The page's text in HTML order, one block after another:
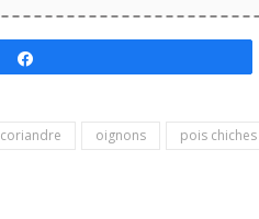
coriandre oignons pois chiches